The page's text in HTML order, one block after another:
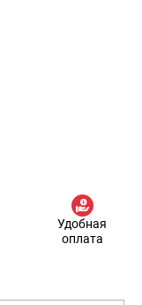
Удобная
оплата